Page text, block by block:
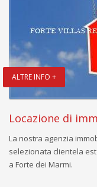
ALTRE INFO +
Locazione di
La nostra agenzia
selezionata clientela
a Forte dei Marmi.